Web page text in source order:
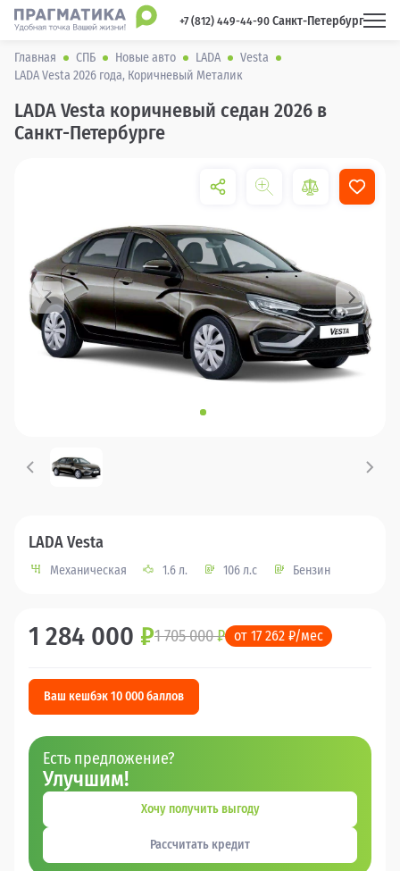
+7 (812) 449-44-90 Санкт-Петербург
Главная СПБ Новые авто LADA
Vesta
LADA Vesta 2026 года, Коричневый Металик
LADA Vesta коричневый седан 2026 в
Санкт-Петербурге
LADA Vesta
Механическая 1.6 л. 106 л.с Бензин
1 284 000 ₽1 705 000₽ от 17 262 ₽/мес
Ваш кешбэк 10 000 баллов
Есть предложение?
Улучшим!
Хочу получить выгоду
Рассчитать кредит